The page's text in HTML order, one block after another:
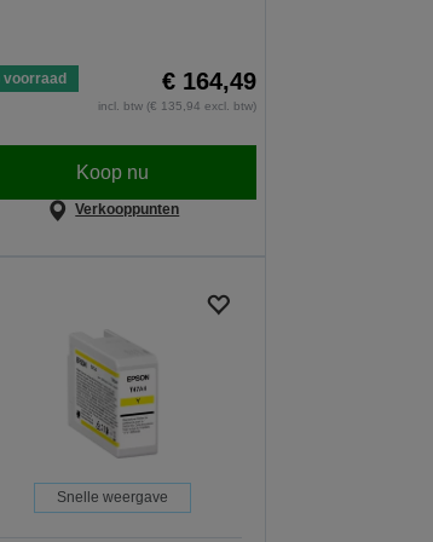
voorraad € 164,49
incl. btw (€ 135,94 excl. btw)
Koop nu
Verkooppunten
Snelle weergave